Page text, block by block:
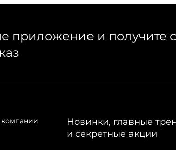
приложение и получите
Новинки, главные
и секретные акции